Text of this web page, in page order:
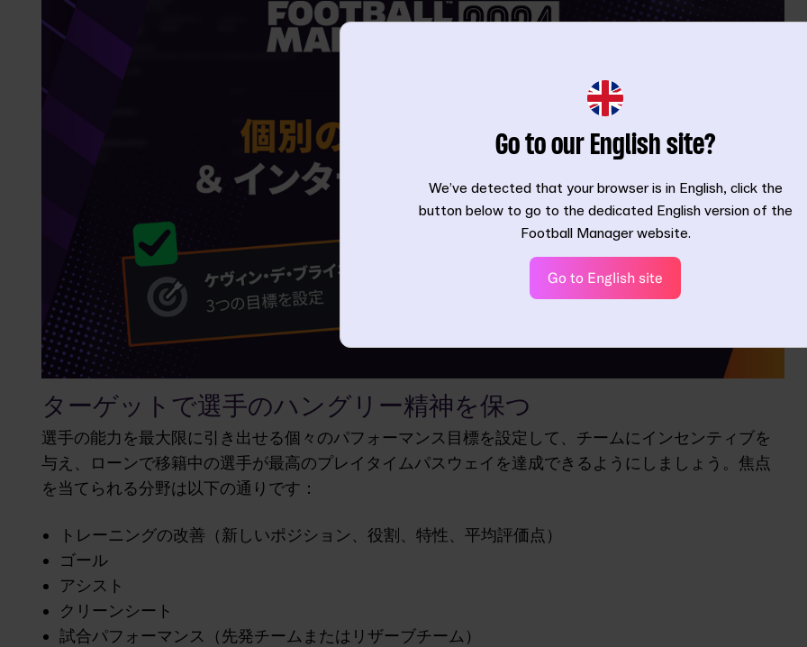
ターゲットで選手のハングリー精神を保つ
選手の能力を最大限に引き出せる個々のパフォーマンス目標を設定して、チームにインセンティブを
与え、ローンで移籍中の選手が最高のプレイタイムパスウェイを達成できるようにしましょう。焦点
を当てられる分野は以下の通りです：
トレーニングの改善（新しいポジション、役割、特性、平均評価点）
ゴール
アシスト
クリーンシート
試合パフォーマンス（先発チームまたはリザーブチーム）
Go to our English site?
We’ve detected that your browser is in English, click the
button below to go to the dedicated English version of the
Football Manager website.
Go to English site